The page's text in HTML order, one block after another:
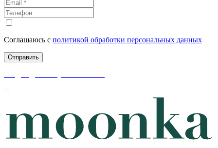
Соглашаюсь с политикой обработки персональных данных